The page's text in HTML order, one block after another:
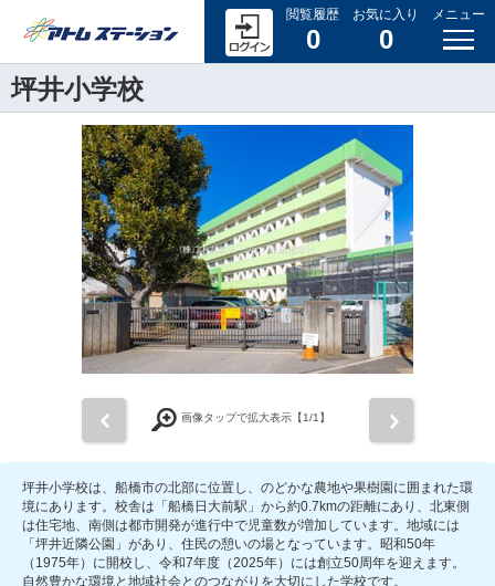
閲覧履歴
0
お気に入り
0
メニュー
坪井小学校
画像タップで拡大表示【1/1】
坪井小学校は、船橋市の北部に位置し、のどかな農地や果樹園に囲まれた環
境にあります。校舎は「船橋日大前駅」から約0.7kmの距離にあり、北東側
は住宅地、南側は都市開発が進行中で児童数が増加しています。地域には
「坪井近隣公園」があり、住民の憩いの場となっています。昭和50年
（1975年）に開校し、令和7年度（2025年）には創立50周年を迎えます。
自然豊かな環境と地域社会とのつながりを大切にした学校です。